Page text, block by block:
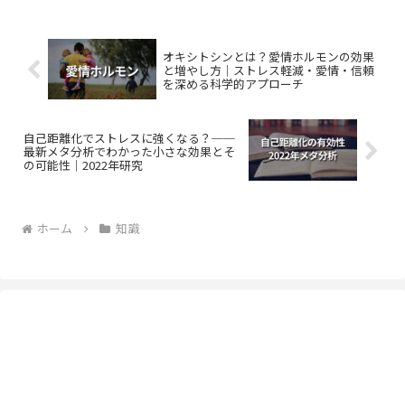
オキシトシンとは？愛情ホルモンの効果
と増やし方｜ストレス軽減・愛情・信頼
を深める科学的アプローチ
自己距離化でストレスに強くなる？──
最新メタ分析でわかった小さな効果とそ
の可能性｜2022年研究
ホーム 知識